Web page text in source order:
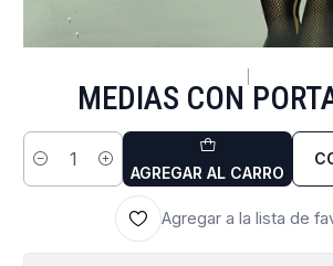
MEDIAS CON
Cantidad AGREGAR AL CARRO
Agregar a la lista de